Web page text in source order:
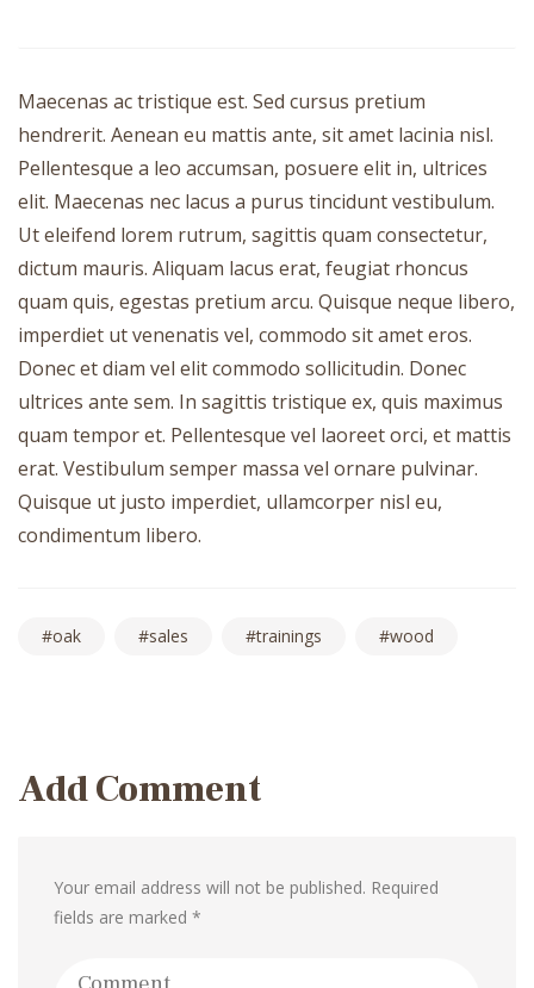
Maecenas ac tristique est. Sed cursus pretium
hendrerit. Aenean eu mattis ante, sit amet lacinia nisl.
Pellentesque a leo accumsan, posuere elit in, ultrices
elit. Maecenas nec lacus a purus tincidunt vestibulum.
Ut eleifend lorem rutrum, sagittis quam consectetur,
dictum mauris. Aliquam lacus erat, feugiat rhoncus
quam quis, egestas pretium arcu. Quisque neque libero,
imperdiet ut venenatis vel, commodo sit amet eros.
Donec et diam vel elit commodo sollicitudin. Donec
ultrices ante sem. In sagittis tristique ex, quis maximus
quam tempor et. Pellentesque vel laoreet orci, et mattis
erat. Vestibulum semper massa vel ornare pulvinar.
Quisque ut justo imperdiet, ullamcorper nisl eu,
condimentum libero.
oak sales trainings wood
Add Comment
Your email address will not be published. Required
fields are marked *